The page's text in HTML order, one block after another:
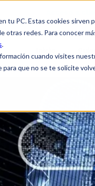
tu PC. Estas cookies
otras redes. Para conocer
.
cuando visites
para que no se te solicite